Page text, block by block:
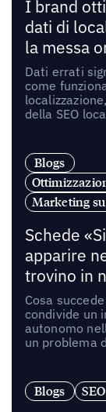
I brand
dati di
la messa
Dati errati
come
della SEO
Blogs
Marketing
Schede
apparire
trovino in
Cosa
condivide un
autonomo
un problema
Blogs